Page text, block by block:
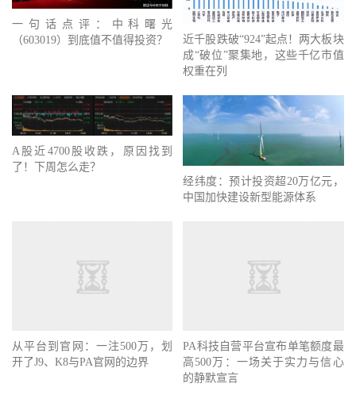
一句话点评：中科曙光
（603019）到底值不值得投资？
近千股跌破“924”起点！两大板块
成“破位”聚集地，这些千亿市值
权重在列
A股近4700股收跌，原因找到
了！下周怎么走？
经纬度：预计投资超20万亿元，
中国加快建设新型能源体系
从平台到官网：一注500万，划
开了J9、K8与PA官网的边界
PA科技自营平台宣布单笔额度最
高500万：一场关于实力与信心
的静默宣言